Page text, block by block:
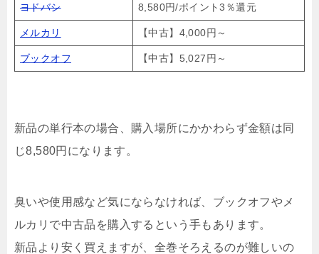
ヨドバシ 8,580円/ポイント3％還元
メルカリ 【中古】4,000円～
ブックオフ 【中古】5,027円～
新品の単行本の場合、購入場所にかかわらず金額は同
じ8,580円になります。
臭いや使用感など気にならなければ、ブックオフやメ
ルカリで中古品を購入するという手もあります。
新品より安く買えますが、全巻そろえるのが難しいの